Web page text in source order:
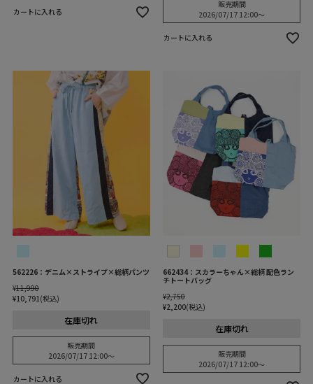
カートに入れる
販売期間
2026/07/17 12:00〜
カートに入れる
562226：デニム×ストライプ×総柄パンツ
¥11,990
¥10,791 税込
在庫切れ
販売期間
2026/07/17 12:00〜
カートに入れる
662434：スカラーちゃん×総柄 配色ラン
チトートバッグ
¥2,750
¥2,200 税込
在庫切れ
販売期間
2026/07/17 12:00〜